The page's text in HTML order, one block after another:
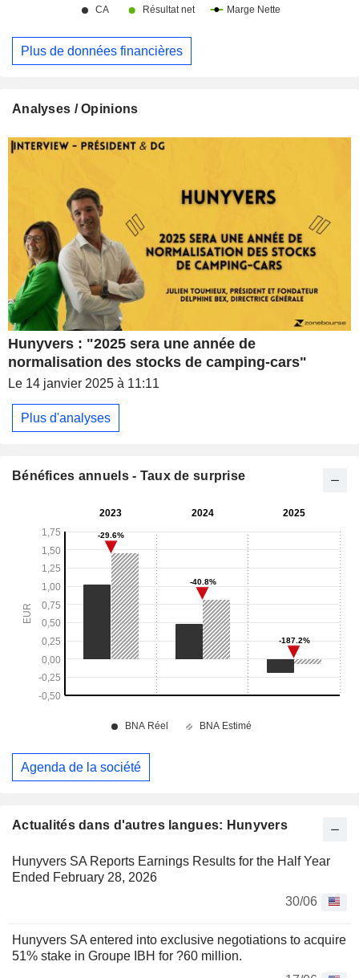
Actualités dans d'autres langues: Hunyvers
Hunyvers SA Reports Earnings Results for the Half Year
Ended February 28, 2026
30/06
Hunyvers SA entered into exclusive negotiations to acquire
51% stake in Groupe IBH for ?60 million.
Plus de données financières
Analyses / Opinions
Hunyvers : "2025 sera une année de
normalisation des stocks de camping-cars"
Le 14 janvier 2025 à 11:11
Plus d'analyses
Bénéfices annuels - Taux de surprise
Agenda de la société